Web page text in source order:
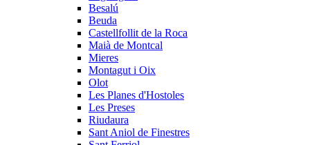
Besalú
Beuda
Castellfollit de la Roca
Maià de Montcal
Mieres
Montagut i Oix
Olot
Les Planes d'Hostoles
Les Preses
Riudaura
Sant Aniol de Finestres